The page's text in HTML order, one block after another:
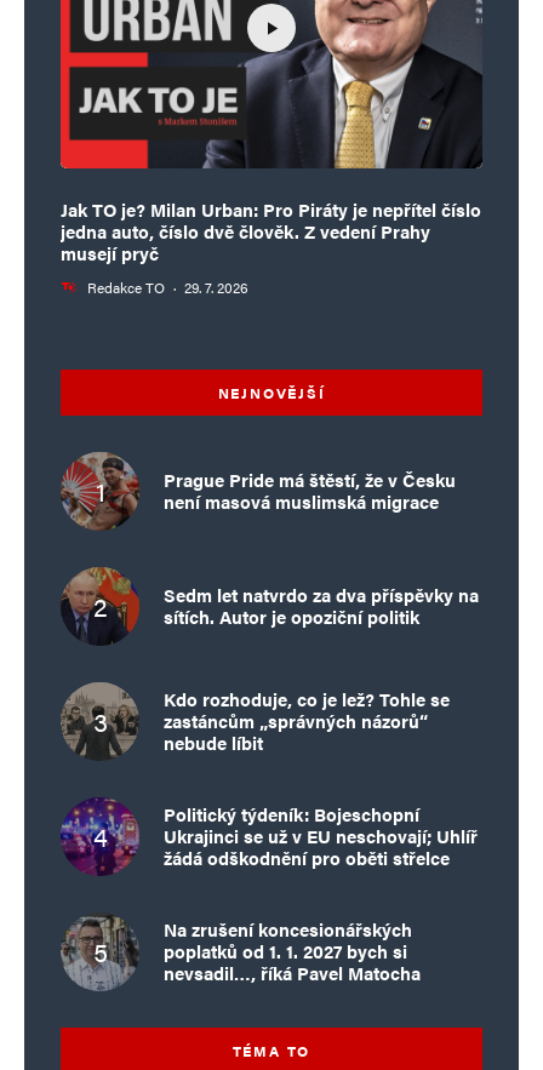
Jak TO je? Milan Urban: Pro Piráty je nepřítel číslo
jedna auto, číslo dvě člověk. Z vedení Prahy
musejí pryč
Redakce TO · 29. 7. 2026
NEJNOVĚJŠÍ
Prague Pride má štěstí, že v Česku
není masová muslimská migrace
Sedm let natvrdo za dva příspěvky na
sítích. Autor je opoziční politik
Kdo rozhoduje, co je lež? Tohle se
zastáncům „správných názorů“
nebude líbit
Politický týdeník: Bojeschopní
Ukrajinci se už v EU neschovají; Uhlíř
žádá odškodnění pro oběti střelce
Na zrušení koncesionářských
poplatků od 1. 1. 2027 bych si
nevsadil…, říká Pavel Matocha
TÉMA TO